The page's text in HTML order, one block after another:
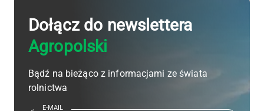
Dołącz do newslettera
Agropolski
Bądź na bieżąco z informacjami ze świata
rolnictwa
E-MAIL